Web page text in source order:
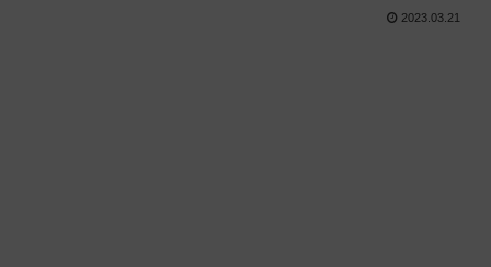
LIMIT（ノーリミット）感動の担担麺」を
2023.03.21